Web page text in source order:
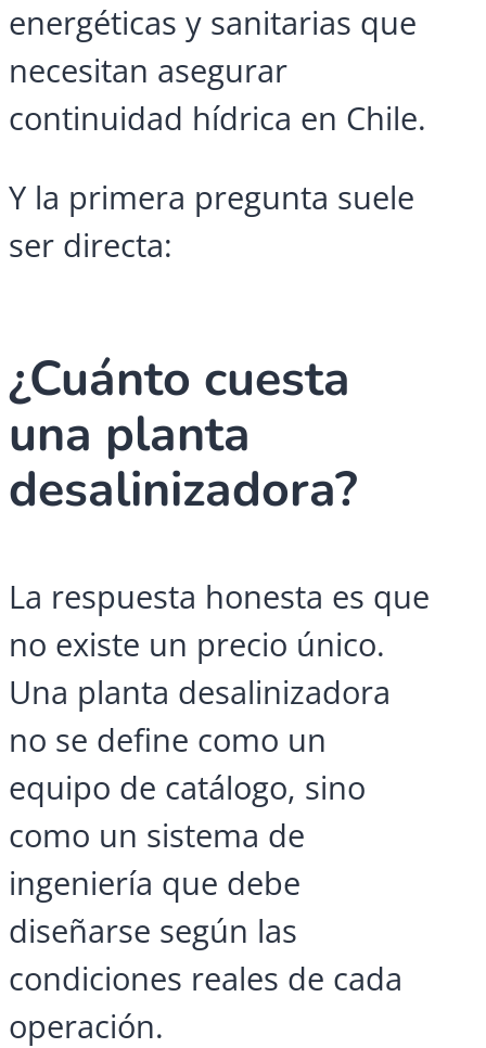
energéticas y sanitarias que
necesitan asegurar
continuidad hídrica en Chile.
Y la primera pregunta suele
ser directa:
¿Cuánto cuesta
una planta
desalinizadora?
La respuesta honesta es que
no existe un precio único.
Una planta desalinizadora
no se define como un
equipo de catálogo, sino
como un sistema de
ingeniería que debe
diseñarse según las
condiciones reales de cada
operación.